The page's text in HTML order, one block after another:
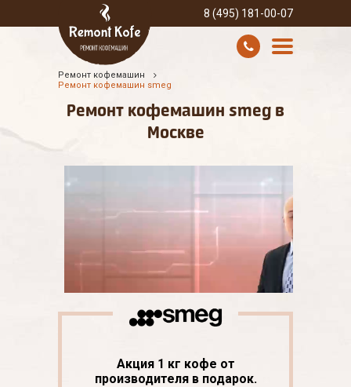
8 (495) 181-00-07
УСЛУГИ И ЦЕНЫ
Ремонт кофемашин
Ремонт кофемашин smeg
Ремонт кофемашин smeg в
Москве
Акция 1 кг кофе от
производителя в подарок.